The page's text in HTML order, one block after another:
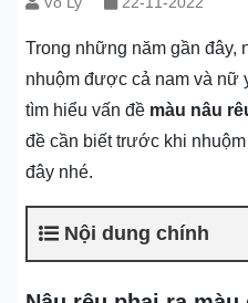
Trong những năm gần đây,
nhuộm được cả nam và nữ
tìm hiểu vấn đề màu nâu
đề cần biết trước khi
đây nhé.
Nội dung chính